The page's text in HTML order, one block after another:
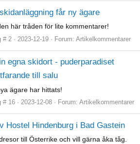
får ny ägare
här tråden för lite kommentarer!
# 2 2023-12-19 Forum: Artikelkommentarer
egna skidort - puderparadiset
till salu
ägare har hittats!
# 16 2023-12-08 Forum: Artikelkommentarer
Hostel Hindenburg i Bad Gastein
till Österrike och vill gärna åka tåg.